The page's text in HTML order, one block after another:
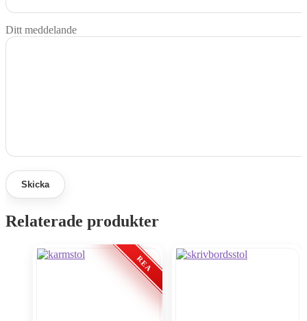
Ditt meddelande
Relaterade produkter